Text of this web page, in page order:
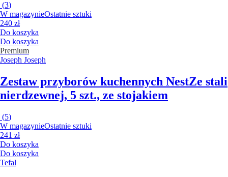
(3)
W magazynieOstatnie sztuki
240 zł
Do koszyka
Do koszyka
Premium
Joseph Joseph
Zestaw przyborów kuchennych NestZe stali
nierdzewnej, 5 szt., ze stojakiem
(5)
W magazynieOstatnie sztuki
241 zł
Do koszyka
Do koszyka
Tefal